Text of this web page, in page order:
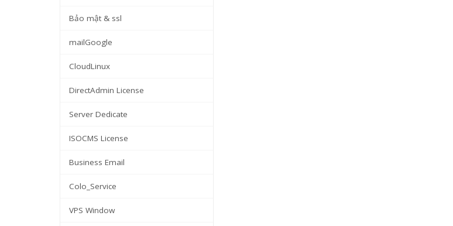
Bảo mật & ssl
mailGoogle
CloudLinux
DirectAdmin License
Server Dedicate
ISOCMS License
Business Email
Colo_Service
VPS Window